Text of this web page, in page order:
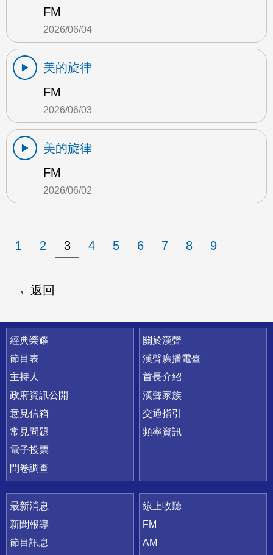
FM
2026/06/04
美的旋律
FM
2026/06/03
美的旋律
FM
2026/06/02
1 2 3 4 5 6 7 8 9
返回
快速連結
經典榮耀
節目表
主持人
政府資訊公開
意見信箱
常見問題
電子投票
問卷調查
關於漢聲
漢聲廣播電臺
首長介紹
漢聲家族
交通指引
頻率資訊
最新消息
新聞報導
節目訊息
線上收聽
FM
AM